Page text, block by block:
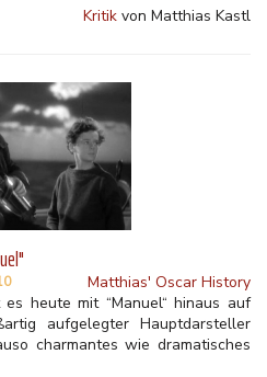
Kritik von Matthias Kastl
Matthias' Oscar History
heute mit “Manuel“ hinaus auf
aufgelegter Hauptdarsteller
charmantes wie dramatisches